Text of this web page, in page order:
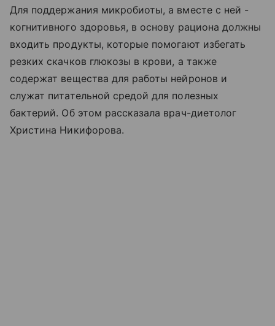
Для поддержания микробиоты, а вместе с ней -
когнитивного здоровья, в основу рациона должны
входить продукты, которые помогают избегать
резких скачков глюкозы в крови, а также
содержат вещества для работы нейронов и
служат питательной средой для полезных
бактерий. Об этом рассказала врач-диетолог
Христина Никифорова.